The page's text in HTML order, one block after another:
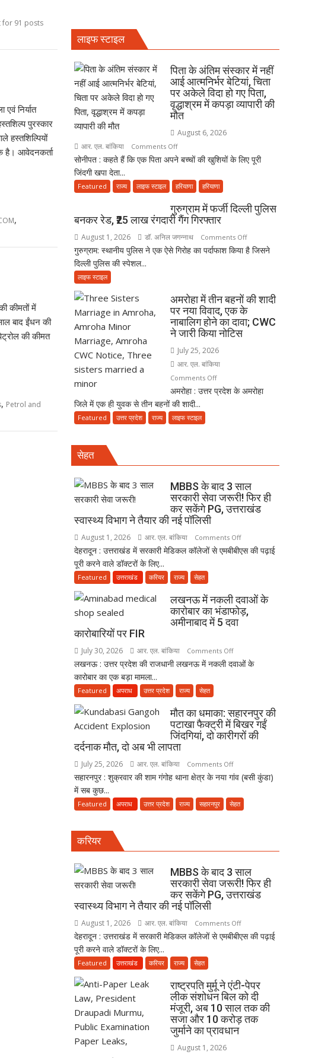
for 91 posts
निर्यात
पुरस्कार
हस्तशिल्पियों
है। आवेदनकर्ता
,
कीमतों में
बाद ईंधन की
की कीमत
, Petrol and
ही
जाएं’
पर
निकला
परिवार,
बेटे-
बहुओं
ने
उठाया
जिम्मा,
बोले-
पिता
सेवा
ही
भोलेनाथ
की
लाइफ स्टाइल
पिता के अंतिम संस्कार में नहीं
आई आत्मनिर्भर बेटियां, चिता
पर अकेले विदा हो गए पिता,
वृद्धाश्रम में कपड़ा व्यापारी की
मौत
August 6, 2026
आर. एल. बांकिया
Comments Offon
पिता
अंतिम
में
नहीं
आई
आत्मनिर्भर
अकेले
विदा
हो
पिता,
वृद्धाश्रम
में
कपड़ा
व्यापारी
की
सोनीपत : कहते हैं कि एक पिता अपने बच्चों की खुशियों के लिए पूरी
जिंदगी खपा देता...
Featured राज्य लाइफ स्टाइल हरियाणा हरियाणा
गुरुग्राम में फर्जी दिल्ली पुलिस
बनकर रेड, ₹25 लाख रंगदारी गैंग गिरफ्तार
August 1, 2026 डॉ. अनिल जगन्नाथ Comments Offon
गुरुग्राम
पुलिस
बनकर
रेड,
गिरफ्तार
गुरुग्राम: स्थानीय पुलिस ने एक ऐसे गिरोह का पर्दाफाश किया है जिसने
दिल्ली पुलिस की स्पेशल...
लाइफ स्टाइल
अमरोहा में तीन बहनों की शादी
पर नया विवाद, एक के
नाबालिग होने का दावा; CWC
ने जारी किया नोटिस
July 25, 2026
आर. एल. बांकिया
Comments Offon
अमरोहा
पर
नया
विवाद,
एक
नाबालिग
होने
ने
जारी
किया
अमरोहा : उत्तर प्रदेश के अमरोहा
जिले में एक ही युवक से तीन बहनों की शादी...
Featured उत्तर प्रदेश राज्य लाइफ स्टाइल
सेहत
MBBS के बाद 3 साल
सरकारी सेवा जरूरी! फिर ही
कर सकेंगे PG, उत्तराखंड
स्वास्थ्य विभाग ने तैयार की नई पॉलिसी
August 1, 2026 आर. एल. बांकिया Comments Offon
MBBS
साल
सरकारी
ही
उत्तराखंड
स्वास्थ्य
की
नई
पॉलिसी
देहरादून : उत्तराखंड में सरकारी मेडिकल कॉलेजों से एमबीबीएस की पढ़ाई
पूरी करने वाले डॉक्टरों के लिए...
Featured उत्तराखंड करियर राज्य सेहत
लखनऊ में नकली दवाओं के
कारोबार का भंडाफोड़,
अमीनाबाद में 5 दवा
कारोबारियों पर FIR
July 30, 2026 आर. एल. बांकिया Comments Offon
लखनऊ
के
कारोबार
का
में
दवा
लखनऊ : उत्तर प्रदेश की राजधानी लखनऊ में नकली दवाओं के
कारोबार का एक बड़ा मामला...
Featured अपराध उत्तर प्रदेश राज्य सेहत
मौत का धमाका: सहारनपुर की
पटाखा फैक्ट्री में बिखर गईं
जिंदगियां, दो कारीगरों की
दर्दनाक मौत, दो अब भी लापता
July 25, 2026 आर. एल. बांकिया Comments Offon
मौत
धमाका:
फैक्ट्री
में
बिखर
गईं
दो
कारीगरों
दो
अब
भी
लापता
सहारनपुर : शुक्रवार की शाम गंगोह थाना क्षेत्र के नया गांव (बसी कुंडा)
में सब कुछ...
Featured अपराध उत्तर प्रदेश राज्य सहारनपुर सेहत
करियर
MBBS के बाद 3 साल
सरकारी सेवा जरूरी! फिर ही
कर सकेंगे PG, उत्तराखंड
स्वास्थ्य विभाग ने तैयार की नई पॉलिसी
August 1, 2026 आर. एल. बांकिया Comments Offon
MBBS
साल
सरकारी
सेवा
देहरादून : उत्तराखंड में सरकारी मेडिकल कॉलेजों से एमबीबीएस की पढ़ाई
पूरी करने वाले डॉक्टरों के लिए...
Featured उत्तराखंड करियर राज्य सेहत
राष्ट्रपति मुर्मू ने एंटी-पेपर
लीक संशोधन बिल को दी
मंजूरी, अब 10 साल तक की
सजा और 10 करोड़ तक
जुर्माने का प्रावधान
August 1, 2026